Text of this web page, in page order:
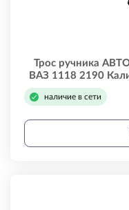
Трос ручника
ВАЗ 1118 2190
наличие в сети